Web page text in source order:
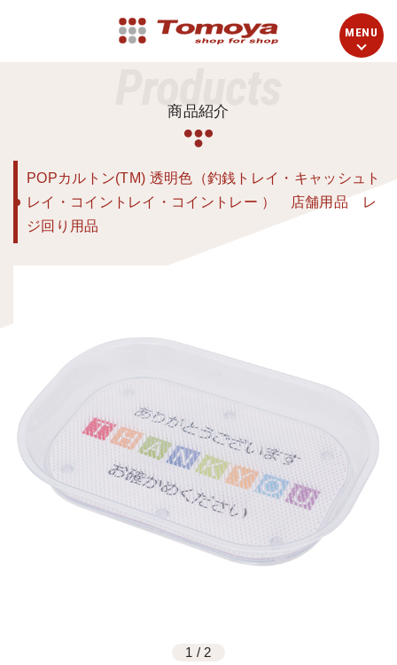
Products
商品紹介
POPカルトン(TM) 透明色（釣銭トレイ・キャッシュト
レイ・コイントレイ・コイントレー ） 店舗用品 レ
ジ回り用品
1 / 2